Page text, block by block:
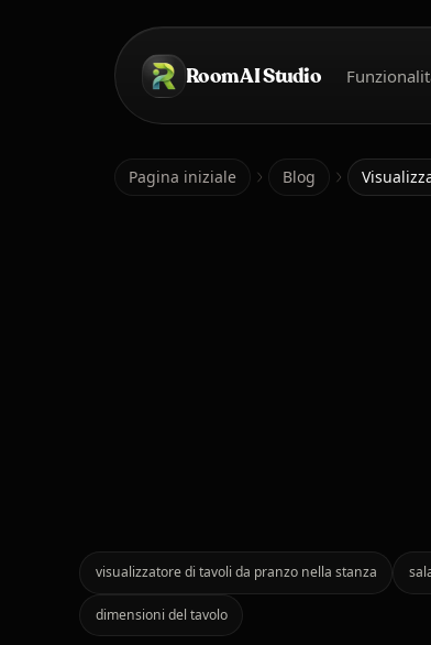
Room AI Studio
Pagina iniziale
Pagina iniziale Blog
visualizzatore di tavoli da pranzo nella stanza
dimensioni del tavolo